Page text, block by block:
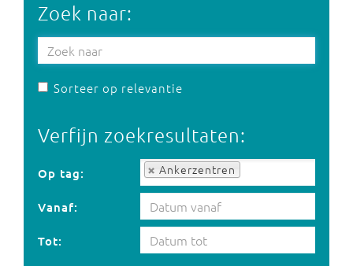
Zoek naar:
Sorteer op relevantie
Verfijn zoekresultaten:
Op tag: Ankerzentren
Op tag:
Vanaf:
Tot: